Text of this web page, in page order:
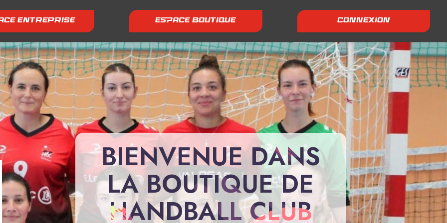
ENTREPRISE ESPACE BOUTIQUE CONNEXION
BIENVENUE DANS
LA BOUTIQUE DE
HANDBALL CLUB